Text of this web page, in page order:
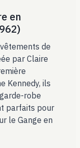
en
de
par Claire
Kennedy, ils
robe
parfaits pour
le Gange en